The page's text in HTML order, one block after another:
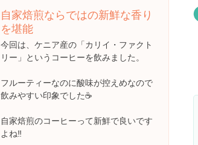
自家焙煎ならではの新鮮な香り
を堪能
今回は、ケニア産の「カリイ・ファクト
リー」というコーヒーを飲みました。
フルーティーなのに酸味が控えめなので
飲みやすい印象でした☕️
自家焙煎のコーヒーって新鮮で良いです
よね‼️